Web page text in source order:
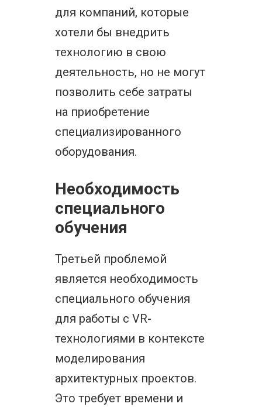
для компаний, которые
хотели бы внедрить
технологию в свою
деятельность, но не могут
позволить себе затраты
на приобретение
специализированного
оборудования.
Необходимость
специального
обучения
Третьей проблемой
является необходимость
специального обучения
для работы с VR-
технологиями в контексте
моделирования
архитектурных проектов.
Это требует времени и